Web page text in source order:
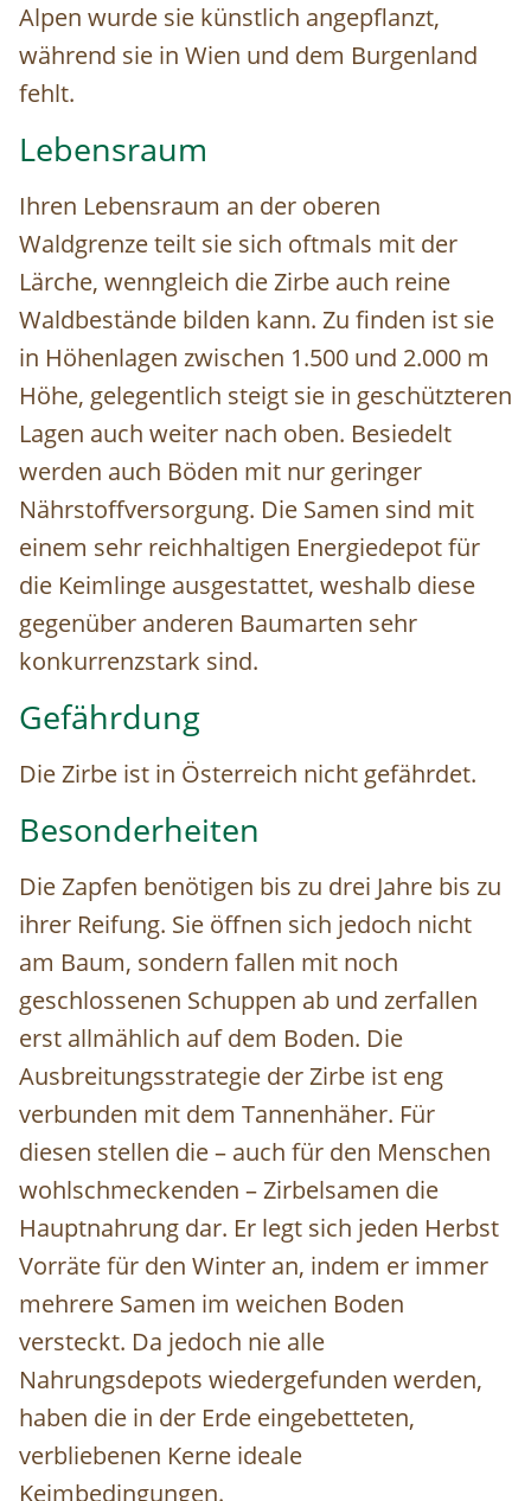
Alpen wurde sie künstlich angepflanzt,
während sie in Wien und dem Burgenland
fehlt.
Lebensraum
Ihren Lebensraum an der oberen
Waldgrenze teilt sie sich oftmals mit der
Lärche, wenngleich die Zirbe auch reine
Waldbestände bilden kann. Zu finden ist sie
in Höhenlagen zwischen 1.500 und 2.000 m
Höhe, gelegentlich steigt sie in geschützteren
Lagen auch weiter nach oben. Besiedelt
werden auch Böden mit nur geringer
Nährstoffversorgung. Die Samen sind mit
einem sehr reichhaltigen Energiedepot für
die Keimlinge ausgestattet, weshalb diese
gegenüber anderen Baumarten sehr
konkurrenzstark sind.
Gefährdung
Die Zirbe ist in Österreich nicht gefährdet.
Besonderheiten
Die Zapfen benötigen bis zu drei Jahre bis zu
ihrer Reifung. Sie öffnen sich jedoch nicht
am Baum, sondern fallen mit noch
geschlossenen Schuppen ab und zerfallen
erst allmählich auf dem Boden. Die
Ausbreitungsstrategie der Zirbe ist eng
verbunden mit dem Tannenhäher. Für
diesen stellen die – auch für den Menschen
wohlschmeckenden – Zirbelsamen die
Hauptnahrung dar. Er legt sich jeden Herbst
Vorräte für den Winter an, indem er immer
mehrere Samen im weichen Boden
versteckt. Da jedoch nie alle
Nahrungsdepots wiedergefunden werden,
haben die in der Erde eingebetteten,
verbliebenen Kerne ideale
Keimbedingungen.